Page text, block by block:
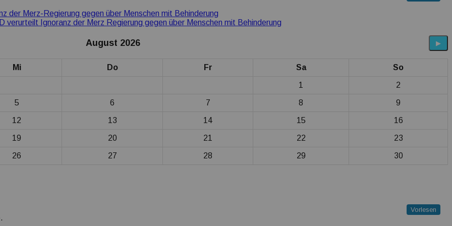
Merz-Regierung gegen über Menschen mit Behinderung
Ignoranz der Merz Regierung gegen über Menschen mit Behinderung
August 2026 ▶
Mi Do Fr Sa So
1 2
5 6 7 8 9
12 13 14 15 16
19 20 21 22 23
26 27 28 29 30
Vorlesen